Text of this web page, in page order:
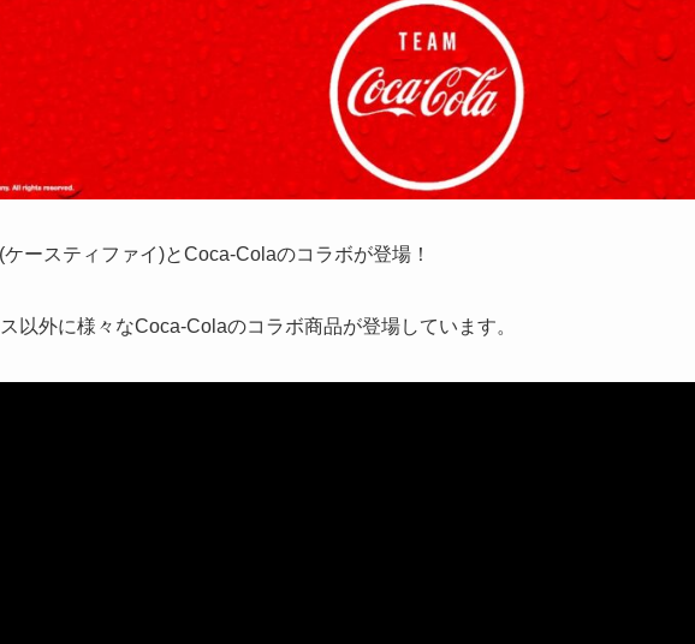
ースティファイ)とCoca-Colaのコラボが登場！
以外に様々なCoca-Colaのコラボ商品が登場しています。